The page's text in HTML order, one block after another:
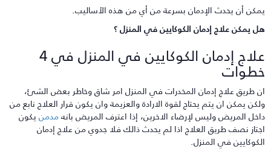
أن يحدث الإدمان بسرعة من أي من هذه الأساليب.
يمكن علاج إدمان الكوكايين في المنزل ؟
علاج إدمان الكوكايين في المنزل في 4
طريق علاج إدمان المخدرات في المنزل امر شاق وخاطر بعض الشئ،
يمكن ان يتم يحتاج لقوة الارادة والعزيمة وان يكون قرار العلاج نابع من
المريض وليس لإرضاء الاخرين، إذا اعترف المريض بانهمدمنيكون
نصف طريق العلاج اذا لم يحدث ذالك فلا جدوي من علاج إدمان
في المنزل.